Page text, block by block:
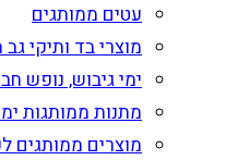
עטים ממותגים
מוצרי בד ותיקי
ימי גיבוש, נופש
מתנות ממותגות
מוצרים ממותגים